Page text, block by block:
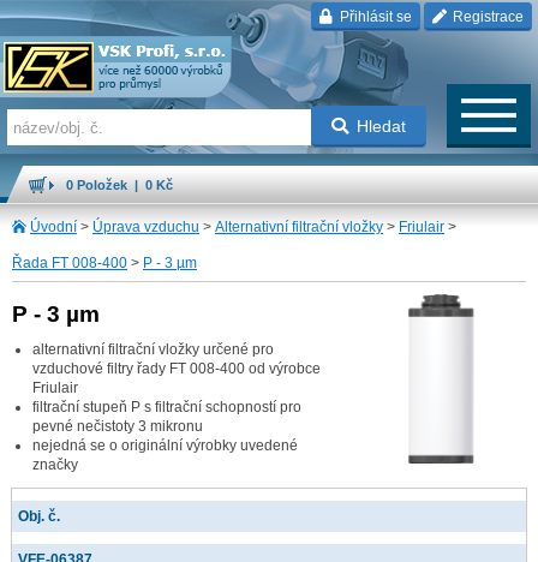
Přihlásit se Registrace
Hledat
0 Položek | 0 Kč
Úvodní > Úprava vzduchu > Alternativní filtrační vložky > Friulair >
Řada FT 008-400 > P - 3 µm
P - 3 µm
alternativní filtrační vložky určené pro
vzduchové filtry řady FT 008-400 od výrobce
Friulair
filtrační stupeň P s filtrační schopností pro
pevné nečistoty 3 mikronu
nejedná se o originální výrobky uvedené
značky
Obj. č.